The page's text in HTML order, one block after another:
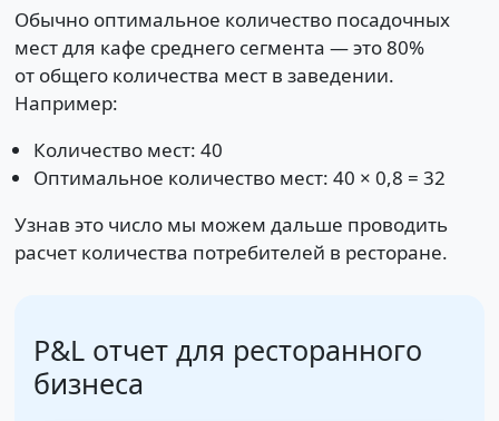
Обычно оптимальное количество посадочных
мест для кафе среднего сегмента — это 80%
от общего количества мест в заведении.
Например:
Количество мест: 40
Оптимальное количество мест: 40 × 0,8 = 32
Узнав это число мы можем дальше проводить
расчет количества потребителей в ресторане.
P&L отчет для ресторанного
бизнеса